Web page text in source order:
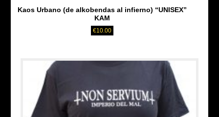
Kaos Urbano (de alkobendas al infierno) “UNISEX”
KAM
€10.00